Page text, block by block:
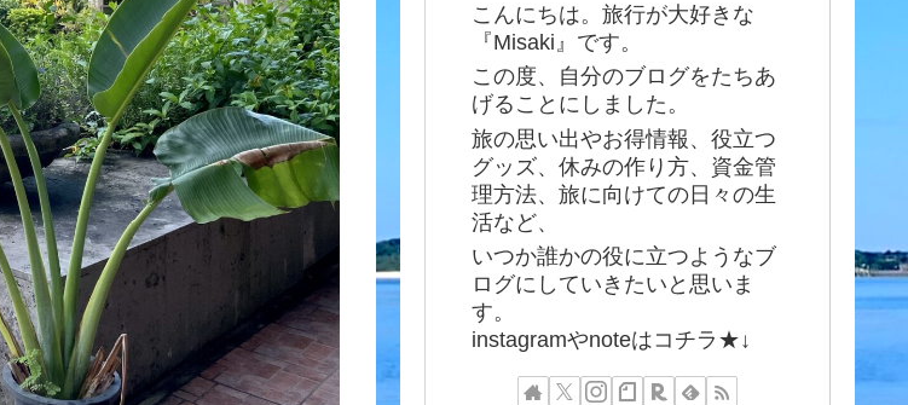
こんにちは。旅行が大好きな
『Misaki』です。
この度、自分のブログをたちあ
げることにしました。
旅の思い出やお得情報、役立つ
グッズ、休みの作り方、資金管
理方法、旅に向けての日々の生
活など、
いつか誰かの役に立つようなブ
ログにしていきたいと思いま
す。
instagramやnoteはコチラ★↓